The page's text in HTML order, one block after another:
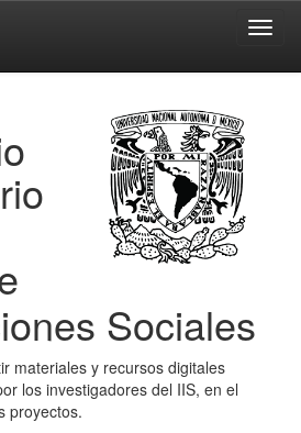
Sociales
materiales y recursos digitales
los investigadores del IIS, en el
proyectos.